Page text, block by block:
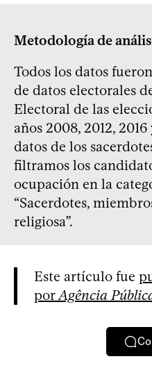
Metodología de
Todos los datos
de datos electorales
Electoral de las
años 2008, 2012,
datos de los
filtramos los
ocupación en la
“Sacerdotes,
religiosa”.
Este artículo fue
porAgência